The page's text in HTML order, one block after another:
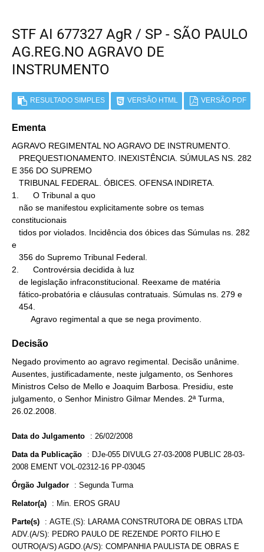
STF AI 677327 AgR / SP - SÃO PAULO
AG.REG.NO AGRAVO DE
INSTRUMENTO
RESULTADO SIMPLES VERSÃO HTML VERSÃO PDF
Ementa
AGRAVO REGIMENTAL NO AGRAVO DE INSTRUMENTO.
E 356 DO SUPREMO
1.      O Tribunal a quo
constitucionais
e
2.      Controvérsia decidida à luz
        Agravo regimental a que se nega provimento.
Decisão
Negado provimento ao agravo regimental. Decisão unânime.
Ausentes, justificadamente, neste julgamento, os Senhores
Ministros Celso de Mello e Joaquim Barbosa. Presidiu, este
julgamento, o Senhor Ministro Gilmar Mendes. 2ª Turma,
26.02.2008.
Data do Julgamento : 26/02/2008
Data da Publicação : DJe-055 DIVULG 27-03-2008 PUBLIC 28-03-
2008 EMENT VOL-02312-16 PP-03045
Órgão Julgador : Segunda Turma
Relator(a) : Min. EROS GRAU
Parte(s) : AGTE.(S): LARAMA CONSTRUTORA DE OBRAS LTDA
ADV.(A/S): PEDRO PAULO DE REZENDE PORTO FILHO E
OUTRO(A/S) AGDO.(A/S): COMPANHIA PAULISTA DE OBRAS E